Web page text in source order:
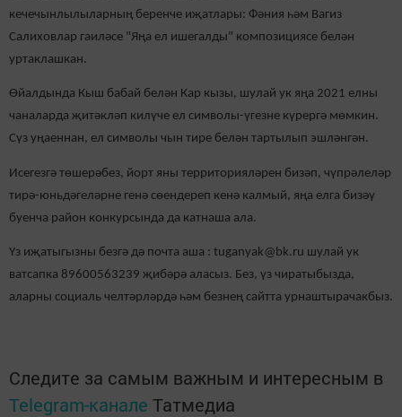
кечечынлылыларның беренче иҗатлары: Фәния һәм Вагиз
Салиховлар гаиләсе "Яңа ел ишегалды" композициясе белән
уртаклашкан.
Өйалдында Кыш бабай белән Кар кызы, шулай ук яңа 2021 елны
чаналарда җитәкләп килүче ел символы-үгезне күрергә мөмкин.
Сүз уңаеннан, ел символы чын тире белән тартылып эшләнгән.
Исегезгә төшерәбез, йорт яны территорияләрен бизәп, чүпрәлеләр
тирә-юньдәгеләрне генә сөендереп кенә калмый, яңа елга бизәү
буенча район конкурсында да катнаша ала.
Үз иҗатыгызны безгә дә почта аша : tuganyak@bk.ru шулай ук
ватсапка 89600563239 җибәрә аласыз. Без, үз чиратыбызда,
аларны социаль челтәрләрдә һәм безнең сайтта урнаштырачакбыз.
Следите за самым важным и интересным в
Telegram-канале Татмедиа